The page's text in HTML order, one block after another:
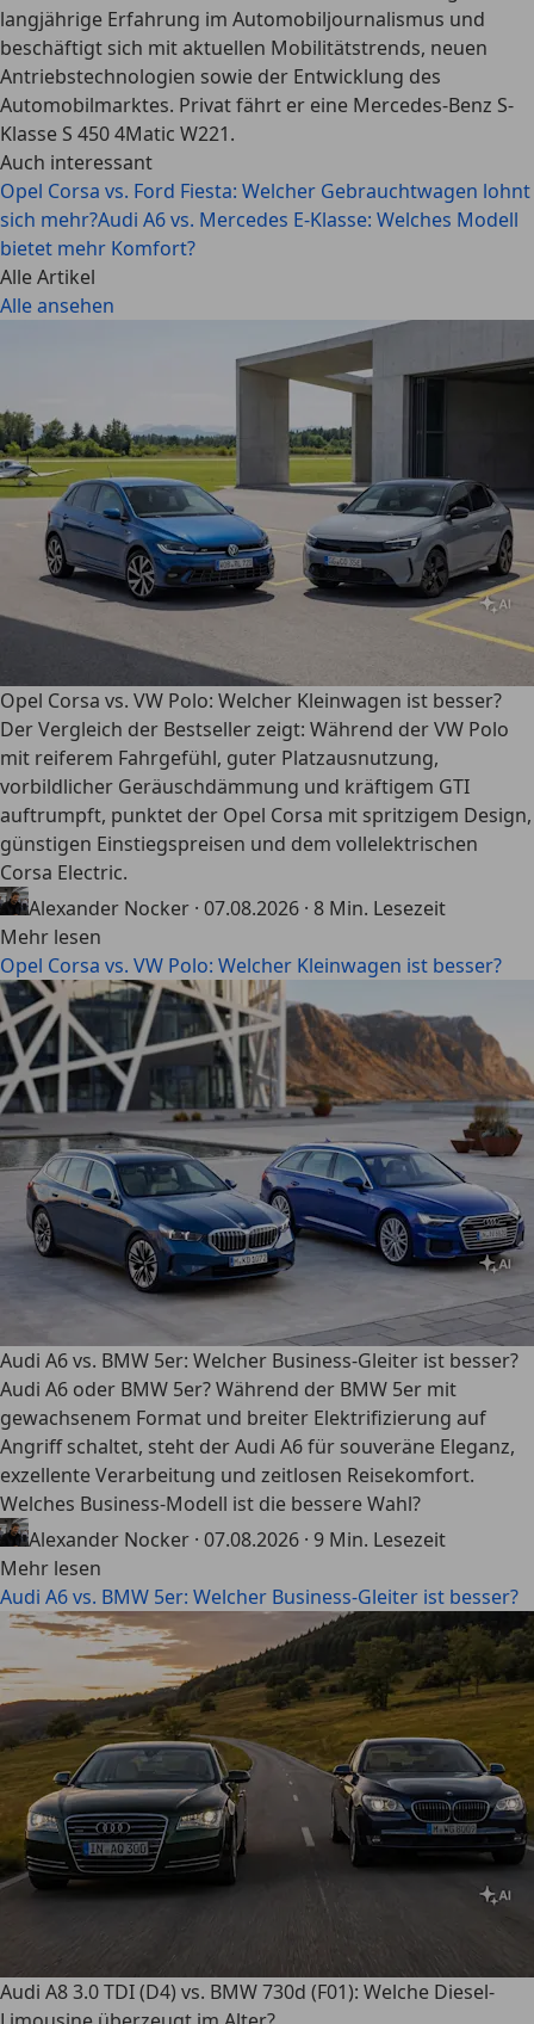
langjährige Erfahrung im Automobiljournalismus und
beschäftigt sich mit aktuellen Mobilitätstrends, neuen
Antriebstechnologien sowie der Entwicklung des
Automobilmarktes. Privat fährt er eine Mercedes-Benz S-
Klasse S 450 4Matic W221.
Auch interessant
Opel Corsa vs. Ford Fiesta: Welcher Gebrauchtwagen lohnt
sich mehr?Audi A6 vs. Mercedes E-Klasse: Welches Modell
bietet mehr Komfort?
Alle Artikel
Alle ansehen
Opel Corsa vs. VW Polo: Welcher Kleinwagen ist besser?
Der Vergleich der Bestseller zeigt: Während der VW Polo
mit reiferem Fahrgefühl, guter Platzausnutzung,
vorbildlicher Geräuschdämmung und kräftigem GTI
auftrumpft, punktet der Opel Corsa mit spritzigem Design,
günstigen Einstiegspreisen und dem vollelektrischen
Corsa Electric.
Alexander Nocker · 07.08.2026 · 8 Min. Lesezeit
Mehr lesen
Opel Corsa vs. VW Polo: Welcher Kleinwagen ist besser?
Audi A6 vs. BMW 5er: Welcher Business-Gleiter ist besser?
Audi A6 oder BMW 5er? Während der BMW 5er mit
gewachsenem Format und breiter Elektrifizierung auf
Angriff schaltet, steht der Audi A6 für souveräne Eleganz,
exzellente Verarbeitung und zeitlosen Reisekomfort.
Welches Business-Modell ist die bessere Wahl?
Alexander Nocker · 07.08.2026 · 9 Min. Lesezeit
Mehr lesen
Audi A6 vs. BMW 5er: Welcher Business-Gleiter ist besser?
Audi A8 3.0 TDI (D4) vs. BMW 730d (F01): Welche Diesel-